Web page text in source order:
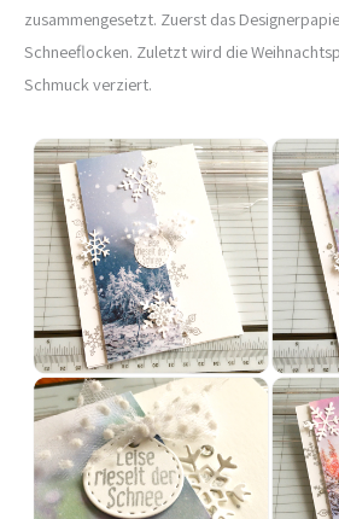
zusammengesetzt. Zuerst das
Schneeflocken. Zuletzt wird die
Schmuck verziert.